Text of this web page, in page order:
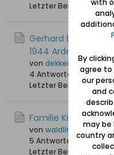
Letzter Beitrag
Gerhard Bietau,
1944 Ardennen
von dekkers01
4 Antworten
120 Hits0
Letzter Beitrag
Familie Krause aus
von waldling +6.8.2023
5 Antworten 1.779 Hits
Letzter Beitrag
with
By
agree to
our
and
may be
country